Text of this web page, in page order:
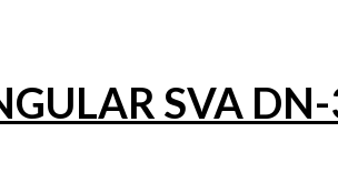
SVA